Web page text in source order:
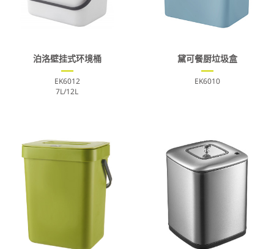
泊洛壁挂式环境桶
EK6012
7L/12L
黛可餐厨垃圾盒
EK6010